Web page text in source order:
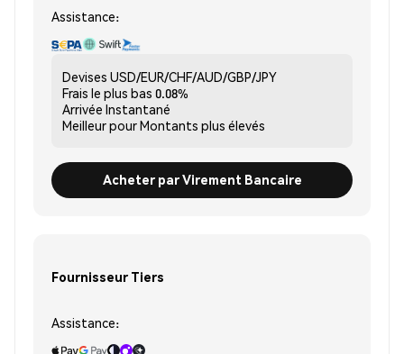
Assistance:
Devises USD/EUR/CHF/AUD/GBP/JPY
Frais le plus bas 0.08%
Arrivée Instantané
Meilleur pourMontants plus élevés
Acheter par Virement Bancaire
Fournisseur Tiers
Assistance: